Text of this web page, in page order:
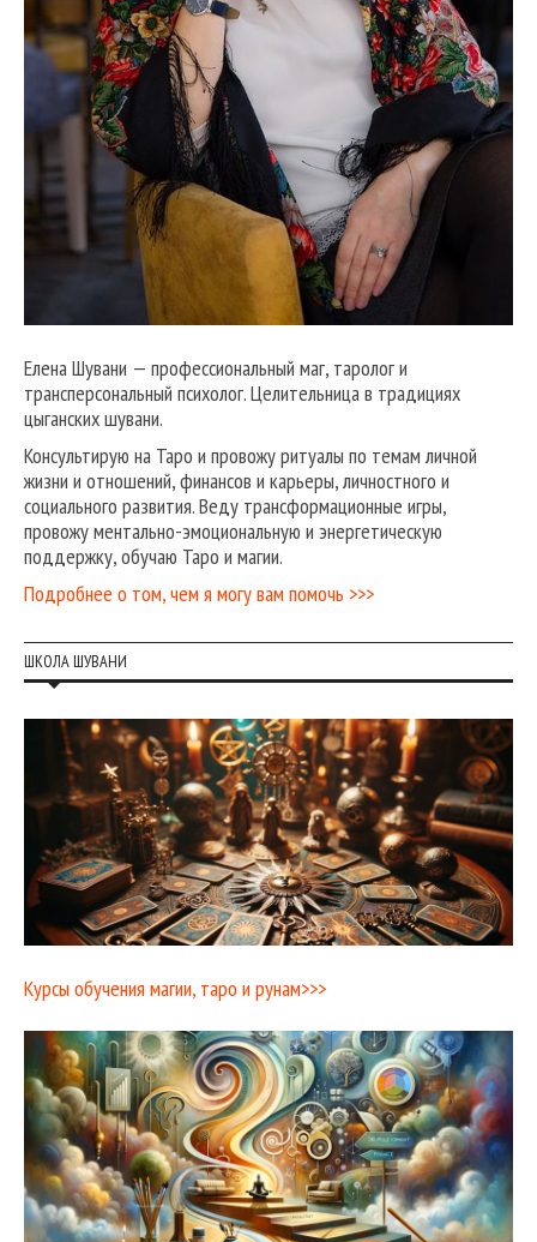
Елена Шувани — профессиональный маг, таролог и
трансперсональный психолог. Целительница в традициях
цыганских шувани.
Консультирую на Таро и провожу ритуалы по темам личной
жизни и отношений, финансов и карьеры, личностного и
социального развития. Веду трансформационные игры,
провожу ментально-эмоциональную и энергетическую
поддержку, обучаю Таро и магии.
Подробнее о том, чем я могу вам помочь >>>
ШКОЛА ШУВАНИ
Курсы обучения магии, таро и рунам>>>